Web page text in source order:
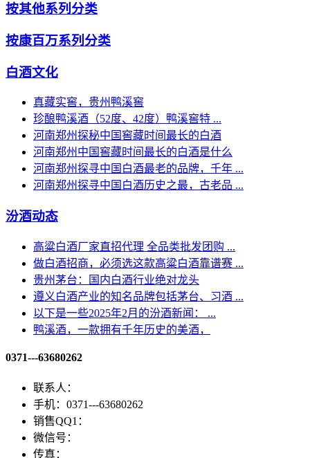
按其他系列分类
按康百万系列分类
白酒文化
真藏实窖，贵州鸭溪窖
珍酿鸭溪酒（52度、42度）鸭溪窖特 ...
河南郑州探秘中国窖藏时间最长的白酒
河南郑州中国窖藏时间最长的白酒是什么
河南郑州探寻中国白酒最老的品牌，千年 ...
河南郑州探寻中国白酒历史之最，古老品 ...
汾酒动态
高粱白酒厂家直招代理 全品类批发团购 ...
做白酒招商，必须选这款高粱白酒靠谱赛 ...
贵州茅台​：国内白酒行业绝对龙头
遵义白酒产业的知名品牌包括茅台、习酒 ...
以下是一些2025年2月的汾酒新闻： ...
鸭溪酒，一款拥有千年历史的美酒，
0371---63680262
联系人：
手机：0371---63680262
销售QQ1：
微信号：
传真：